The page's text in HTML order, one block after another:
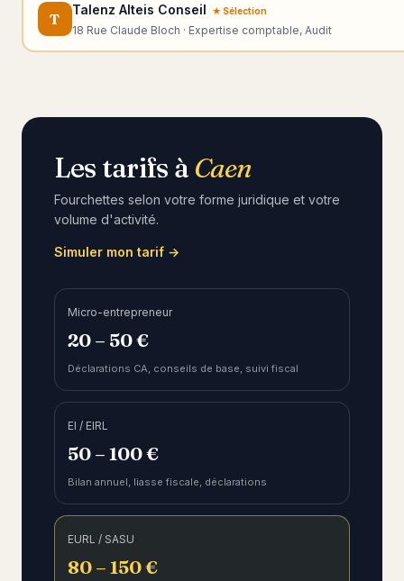
T
Talenz Alteis Conseil ★ Sélection
18 Rue Claude Bloch · Expertise comptable, Audit
Les tarifs à Caen
Fourchettes selon votre forme juridique et votre
volume d'activité.
Simuler mon tarif →
Micro-entrepreneur
20 – 50 €
Déclarations CA, conseils de base, suivi fiscal
EI / EIRL
50 – 100 €
Bilan annuel, liasse fiscale, déclarations
EURL / SASU
80 – 150 €